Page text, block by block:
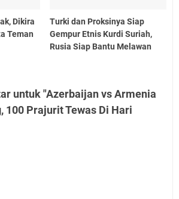
Dikira
Teman
Turki dan Proksinya Siap
Gempur Etnis Kurdi Suriah,
Rusia Siap Bantu Melawan
untuk "Azerbaijan vs Armenia
100 Prajurit Tewas Di Hari